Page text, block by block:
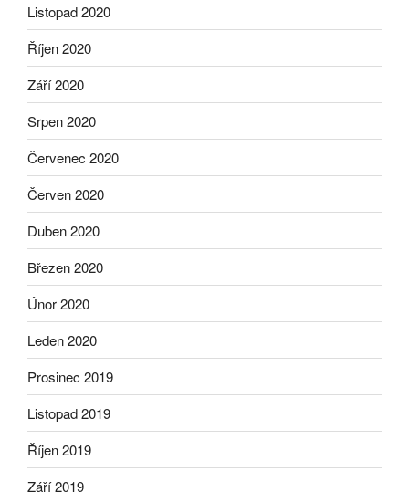
Listopad 2020
Říjen 2020
Září 2020
Srpen 2020
Červenec 2020
Červen 2020
Duben 2020
Březen 2020
Únor 2020
Leden 2020
Prosinec 2019
Listopad 2019
Říjen 2019
Září 2019